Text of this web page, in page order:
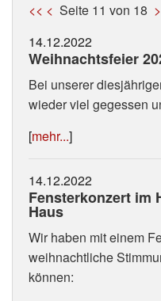
<< < Seite 11 von 18 >
14.12.2022
Weihnachtsfeier
Bei unserer
wieder viel gegessen
[mehr...]
14.12.2022
Fensterkonzert im
Haus
Wir haben mit einem
weihnachtliche
können: